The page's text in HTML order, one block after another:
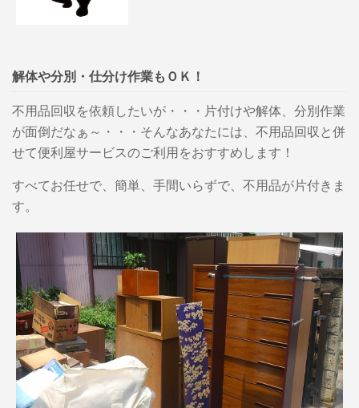
解体や分別・仕分け作業もＯＫ！
不用品回収を依頼したいが・・・片付けや解体、分別作業
が面倒だなぁ～・・・そんなあなたには、不用品回収と併
せて便利屋サービスのご利用をおすすめします！
すべてお任せで、簡単、手間いらずで、不用品が片付きま
す。